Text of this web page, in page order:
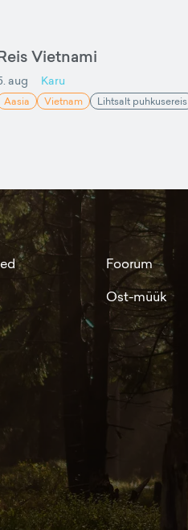
Vietnami
aug Karu
Aasia Vietnam Lihtsalt puhkusereis
Foorum
Ost-müük